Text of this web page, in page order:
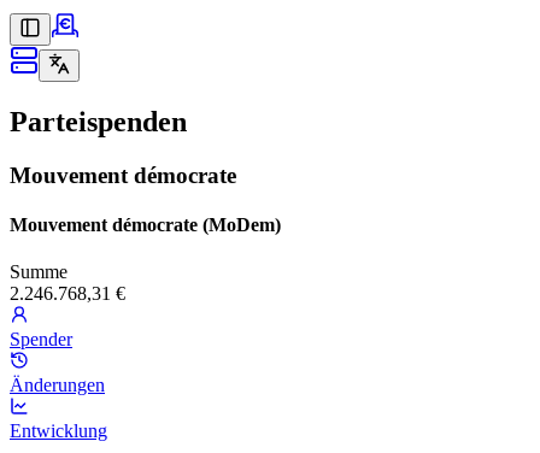
Parteispenden
Mouvement démocrate
Mouvement démocrate (MoDem)
Summe
2.246.768,31 €
Spender
Änderungen
Entwicklung